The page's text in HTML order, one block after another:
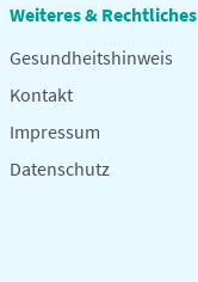
Weiteres & Rechtliches
Gesundheitshinweis
Kontakt
Impressum
Datenschutz